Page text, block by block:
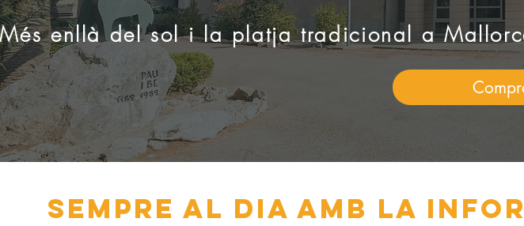
Més enllà del sol i la platja tradicional a
Sempre al dia amb la